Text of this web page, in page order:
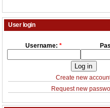
User login
Username:*
Create new
Request new